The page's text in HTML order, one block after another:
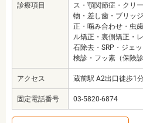
診療項目
ス・顎関節症・クリ
物・差し歯・ブリッ
正・噛み合わせ・虫
ル矯正・裏側矯正・
石除去・SRP・ジェ
検診・フッ素（保険診
アクセス 蔵前駅 A2出口徒歩1
固定電話番号 03-5820-6874